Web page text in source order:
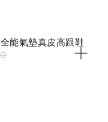
能氣墊真皮高跟鞋